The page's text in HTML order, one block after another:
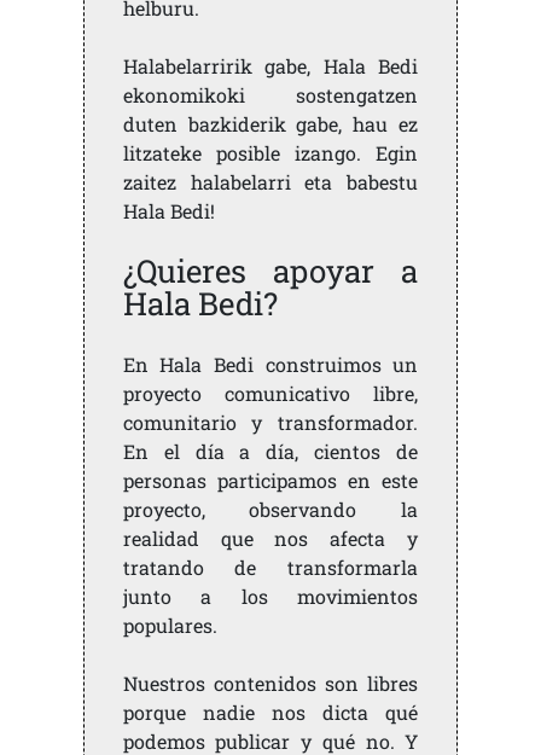
helburu.
Halabelarririk gabe, Hala Bedi
ekonomikoki sostengatzen
duten bazkiderik gabe, hau ez
litzateke posible izango. Egin
zaitez halabelarri eta babestu
Hala Bedi!
¿Quieres apoyar a
Hala Bedi?
En Hala Bedi construimos un
proyecto comunicativo libre,
comunitario y transformador.
En el día a día, cientos de
personas participamos en este
proyecto, observando la
realidad que nos afecta y
tratando de transformarla
junto a los movimientos
populares.
Nuestros contenidos son libres
porque nadie nos dicta qué
podemos publicar y qué no. Y